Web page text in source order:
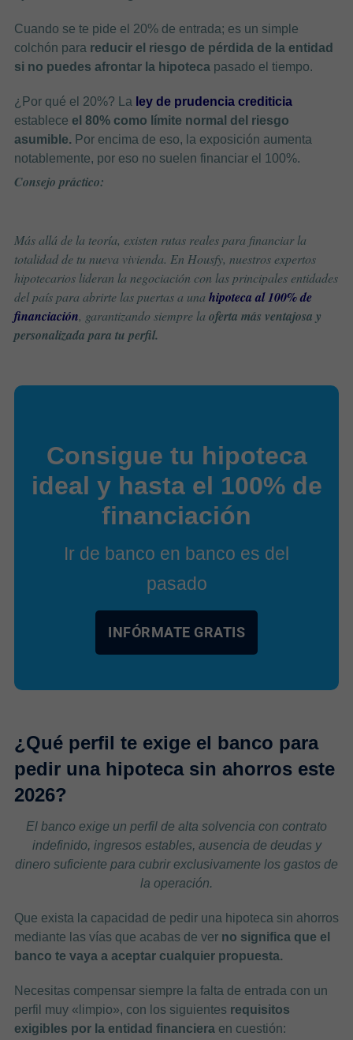
Cuando se te pide el 20% de entrada; es un simple
colchón para reducir el riesgo de pérdida de la entidad
si no puedes afrontar la hipotecapasado el tiempo.
¿Por qué el 20%? La ley de prudencia crediticia
establece el 80% como límite normal del riesgo
asumible. Por encima de eso, la exposición aumenta
notablemente, por eso no suelen financiar el 100%.
Consejo práctico:
Más allá de la teoría, existen rutas reales para financiar la
totalidad de tu nueva vivienda. En Housfy, nuestros expertos
hipotecarios lideran la negociación con las principales entidades
del país para abrirte las puertas a una hipoteca al 100% de
financiación, garantizando siempre la oferta más ventajosa y
personalizada para tu perfil.
Consigue tu hipoteca
ideal y hasta el 100% de
financiación
Ir de banco en banco es del
pasado
INFÓRMATE GRATIS
¿Qué perfil te exige el banco para
pedir una hipoteca sin ahorros este
2026?
El banco exige un perfil de alta solvencia con contrato
indefinido, ingresos estables, ausencia de deudas y
dinero suficiente para cubrir exclusivamente los gastos de
la operación.
Que exista la capacidad de pedir una hipoteca sin ahorros
mediante las vías que acabas de ver no significa que el
banco te vaya a aceptar cualquier propuesta.
Necesitas compensar siempre la falta de entrada con un
perfil muy «limpio», con los siguientes requisitos
exigibles por la entidad financieraen cuestión: